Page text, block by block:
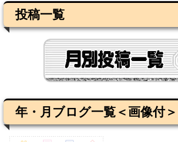
投稿一覧
年・月ブログ一覧＜画像付＞